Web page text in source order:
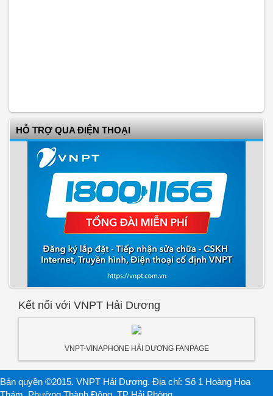
HỖ TRỢ QUA ĐIỆN THOẠI
Kết nối với VNPT Hải Dương
VNPT-VINAPHONE HẢI DƯƠNG FANPAGE
Bản quyền ©2015. VNPT Hải Dương. Địa chỉ: Số 1 Hoàng Hoa